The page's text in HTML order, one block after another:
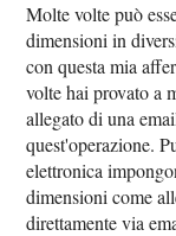
Molte volte può
dimensioni in
con questa mia
volte hai provato a
allegato di una
quest'operazione.
elettronica
dimensioni come
direttamente via